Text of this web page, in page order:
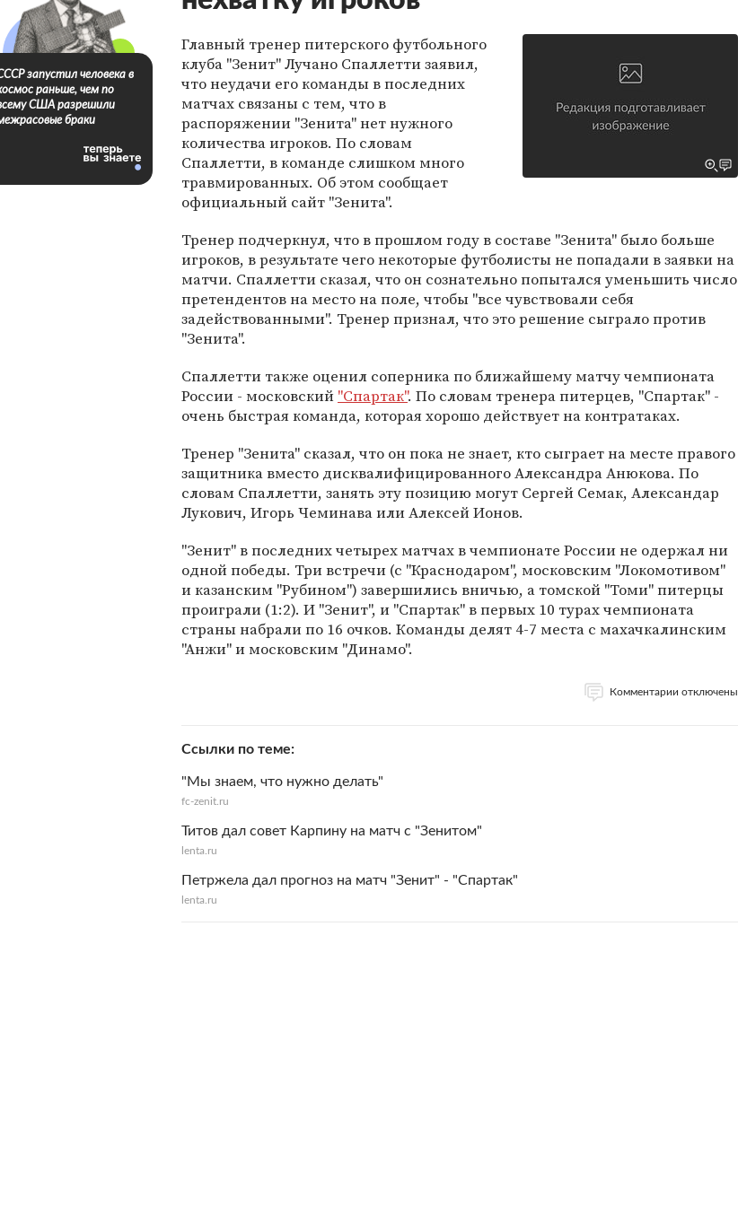
Главный тренер питерского футбольного
клуба "Зенит" Лучано Спаллетти заявил,
что неудачи его команды в последних
матчах связаны с тем, что в
распоряжении "Зенита" нет нужного
количества игроков. По словам
Спаллетти, в команде слишком много
травмированных. Об этом сообщает
официальный сайт "Зенита".
Тренер подчеркнул, что в прошлом году в составе "Зенита" было больше
игроков, в результате чего некоторые футболисты не попадали в заявки на
матчи. Спаллетти сказал, что он сознательно попытался уменьшить число
претендентов на место на поле, чтобы "все чувствовали себя
задействованными". Тренер признал, что это решение сыграло против
"Зенита".
Спаллетти также оценил соперника по ближайшему матчу чемпионата
России - московский "Спартак". По словам тренера питерцев, "Спартак" -
очень быстрая команда, которая хорошо действует на контратаках.
Тренер "Зенита" сказал, что он пока не знает, кто сыграет на месте правого
защитника вместо дисквалифицированного Александра Анюкова. По
словам Спаллетти, занять эту позицию могут Сергей Семак, Александар
Лукович, Игорь Чеминава или Алексей Ионов.
"Зенит" в последних четырех матчах в чемпионате России не одержал ни
одной победы. Три встречи (с "Краснодаром", московским "Локомотивом"
и казанским "Рубином") завершились вничью, а томской "Томи" питерцы
проиграли (1:2). И "Зенит", и "Спартак" в первых 10 турах чемпионата
страны набрали по 16 очков. Команды делят 4-7 места с махачкалинским
"Анжи" и московским "Динамо".
Комментарии отключены
Ссылки по теме
"Мы знаем, что нужно делать"
fc-zenit.ru
Титов дал совет Карпину на матч с "Зенитом"
lenta.ru
Петржела дал прогноз на матч "Зенит" - "Спартак"
lenta.ru
запустил человека в
раньше, чем по
США разрешили
браки